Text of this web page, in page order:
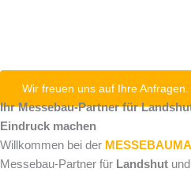
Wir freuen uns auf Ihre Anfragen.
Ihr Messebau-Partner für
Eindruck machen
Willkommen bei der
Messebau-Partner für Landshut